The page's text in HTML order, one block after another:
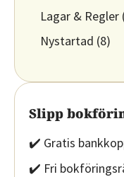
Lagar & Regler
Nystartad (8)
Slipp
✔️ Gratis
✔️ Fri